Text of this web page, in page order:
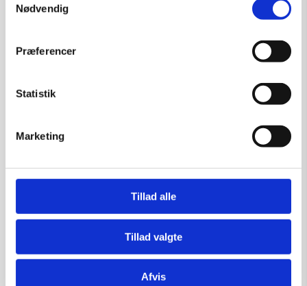
Nødvendig
Præferencer
Statistik
Marketing
Tillad alle
Tillad valgte
Afvis